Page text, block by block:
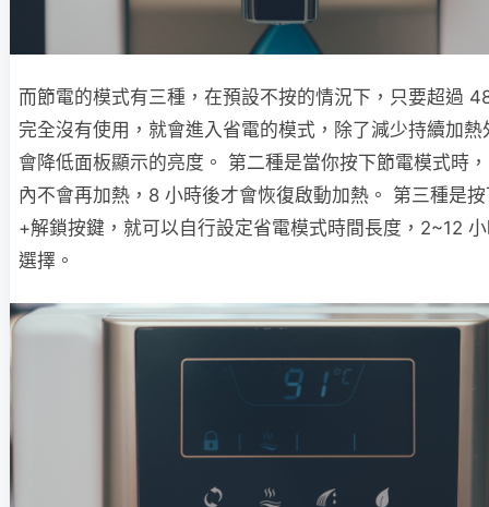
而節電的模式有三種，在預設不按的情況下，只要超過
完全沒有使用，就會進入省電的模式，除了減少持續加熱
會降低面板顯示的亮度。 第二種是當你按下節電模式時
內不會再加熱，8 小時後才會恢復啟動加熱。 第三種是
+解鎖按鍵，就可以自行設定省電模式時間長度，2~12
選擇。